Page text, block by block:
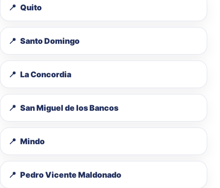
Quito
Santo Domingo
La Concordia
San Miguel de los Bancos
Mindo
Pedro Vicente Maldonado